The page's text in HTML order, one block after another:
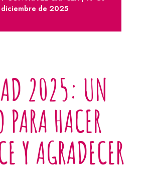
diciembre de 2025
2025: UN
HACER
Y AGRADECER